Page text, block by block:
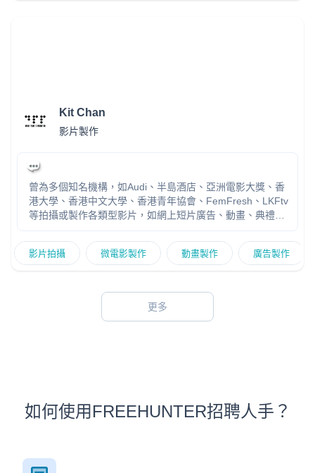
Kit Chan
影片製作
曾為多個知名機構，如Audi、半島酒店、亞洲電影大獎、香
港大學、香港中文大學、香港青年協會、FemFresh、LKFtv
等拍攝或製作各類型影片，如網上短片廣告、動畫、典禮片
Effects、Photoshop、Illustration、Lightroom等軟件。
影片拍攝 微電影製作 動畫製作 廣告製作
更多
如何使用FREEHUNTER招聘人手？